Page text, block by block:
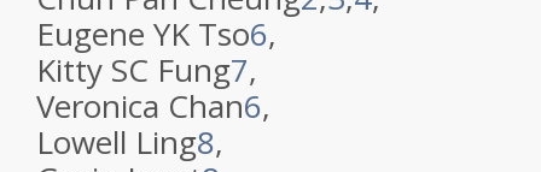
Eugene YK Tso6,
Kitty SC Fung7,
Veronica Chan6,
Lowell Ling8,